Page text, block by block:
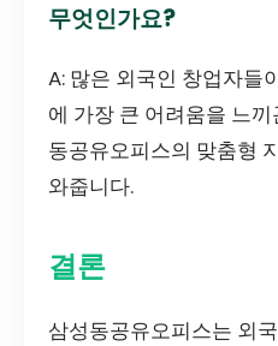
무엇인가요?
A: 많은 외국인 창업자들
에 가장 큰 어려움을 느
동공유오피스의 맞춤형
와줍니다.
결론
삼성동공유오피스는 외